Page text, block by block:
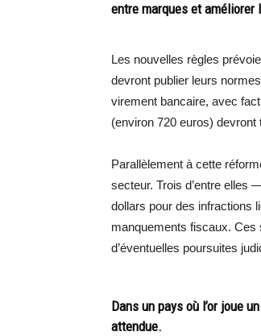
entre marques et améliorer
Les nouvelles règles
devront publier leurs
virement bancaire, avec
(environ 720 euros)
Parallèlement à cette
secteur. Trois d’entre elles
dollars pour des infractions
manquements fiscaux. Ces
d’éventuelles poursuites
Dans un pays où l’or joue
attendue.